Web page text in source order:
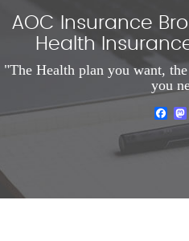
AOC Insurance
Health
"The Health plan you want,
you